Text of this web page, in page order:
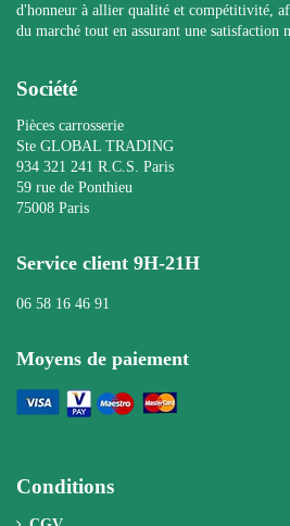
d'honneur à allier qualité et compétitivité,
du marché tout en assurant une satisfaction
Société
Pièces carrosserie
Ste GLOBAL TRADING
934 321 241 R.C.S. Paris
59 rue de Ponthieu
75008 Paris
Service client 9H-21H
06 58 16 46 91
Moyens de paiement
Conditions